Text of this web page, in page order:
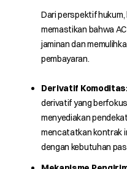
Dari perspektif hukum,
memastikan bahwa
jaminan dan
pembayaran.
Derivatif
derivatif yang
menyediakan
mencatatkan kontrak
dengan kebutuhan